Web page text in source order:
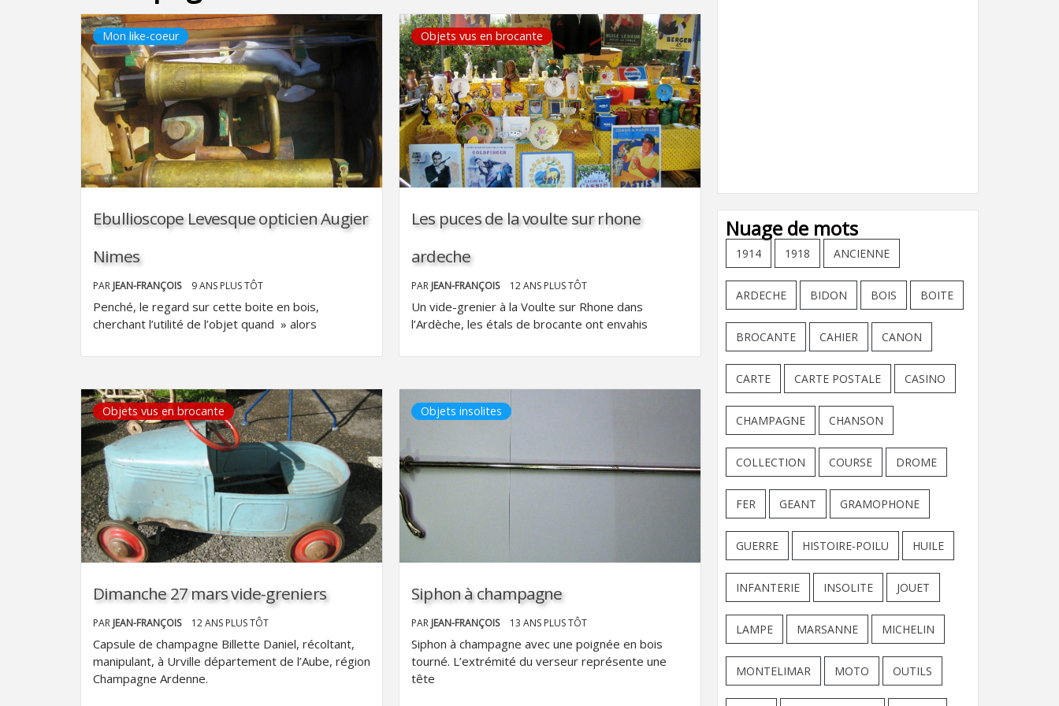
Mon like-coeur
Ebullioscope Levesque opticien Augier
Nimes
PAR JEAN-FRANÇOIS 9 ANS PLUS TÔT
Penché, le regard sur cette boite en bois,
cherchant l’utilité de l’objet quand » alors
Objets vus en brocante
Les puces de la voulte sur rhone
ardeche
PAR JEAN-FRANÇOIS 12 ANS PLUS TÔT
Un vide-grenier à la Voulte sur Rhone dans
l’Ardèche, les étals de brocante ont envahis
Objets vus en brocante
Dimanche 27 mars vide-greniers
PAR JEAN-FRANÇOIS 12 ANS PLUS TÔT
Capsule de champagne Billette Daniel, récoltant,
manipulant, à Urville département de l’Aube, région
Champagne Ardenne.
Objets insolites
Siphon à champagne
PAR JEAN-FRANÇOIS 13 ANS PLUS TÔT
Siphon à champagne avec une poignée en bois
tourné. L’extrémité du verseur représente une
tête
Nuage de mots
1914 1918 ANCIENNE
ARDECHE BIDON BOIS BOITE
BROCANTE CAHIER CANON
CARTE CARTE POSTALE CASINO
CHAMPAGNE CHANSON
COLLECTION COURSE DROME
FER GEANT GRAMOPHONE
GUERRE HISTOIRE-POILU HUILE
INFANTERIE INSOLITE JOUET
LAMPE MARSANNE MICHELIN
MONTELIMAR MOTO OUTILS